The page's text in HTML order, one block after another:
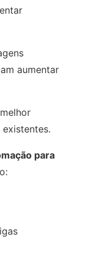
aumentar
para